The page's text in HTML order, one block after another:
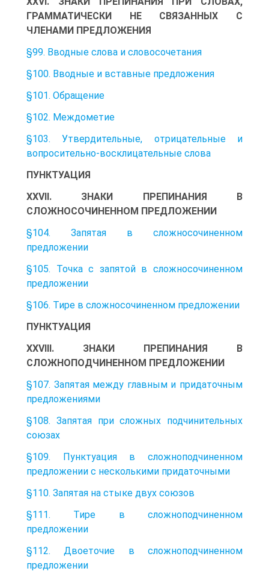
ГРАММАТИЧЕСКИ НЕ СВЯЗАННЫХ С
ЧЛЕНАМИ ПРЕДЛОЖЕНИЯ
§99. Вводные слова и словосочетания
§100. Вводные и вставные предложения
§101. Обращение
§102. Междометие
§103. Утвердительные, отрицательные и
вопросительно-восклицательные слова
ПУНКТУАЦИЯ
XXVII. ЗНАКИ ПРЕПИНАНИЯ В
СЛОЖНОСОЧИНЕННОМ ПРЕДЛОЖЕНИИ
§104. Запятая в сложносочиненном
предложении
§105. Точка с запятой в сложносочиненном
предложении
§106. Тире в сложносочиненном предложении
ПУНКТУАЦИЯ
XXVIII. ЗНАКИ ПРЕПИНАНИЯ В
СЛОЖНОПОДЧИНЕННОМ ПРЕДЛОЖЕНИИ
§107. Запятая между главным и придаточным
предложениями
§108. Запятая при сложных подчинительных
союзах
§109. Пунктуация в сложноподчиненном
предложении с несколькими придаточными
§110. Запятая на стыке двух союзов
§111. Тире в сложноподчиненном
предложении
§112. Двоеточие в сложноподчиненном
предложении